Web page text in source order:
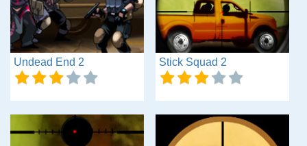
Undead End 2 Stick Squad 2